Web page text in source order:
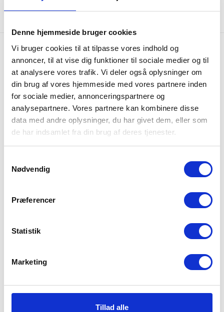
Denne hjemmeside bruger cookies
Vi bruger cookies til at tilpasse vores indhold og
annoncer, til at vise dig funktioner til sociale medier og til
at analysere vores trafik. Vi deler også oplysninger om
din brug af vores hjemmeside med vores partnere inden
for sociale medier, annonceringspartnere og
analysepartnere. Vores partnere kan kombinere disse
data med andre oplysninger, du har givet dem, eller som
de har indsamlet fra din brug af deres tjenester.
Nødvendig
Præferencer
Statistik
Marketing
Tillad alle
Gratis fragt
Gratis fragt på alle ordrer over 249 DKK
365 dages returret
Udvidet returret på hele 365 dage
Lynhurtig levering
+6.700 anmeldelser
Kundeklub
Mulighed for ønskelister